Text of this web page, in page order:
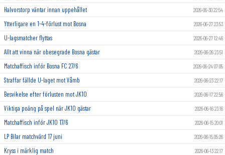
Halvorstorp väntar innan uppehållet 2026-06-30 22:54
Ytterligare en 1-4-förlust mot Bosna 2026-06-27 23:53
U-lagsmatcher flyttas 2026-06-27 12:46
Allt att vinna när obesegrade Bosna gästar 2026-06-26 23:51
Matchaffisch inför Bosna FC 27/6 2026-06-24 07:05
Straffar fällde U-laget mot Våmb 2026-06-23 22:17
Besvikelse efter förlusten mot JK10 2026-06-17 22:56
Viktiga poäng på spel när JK10 gästar 2026-06-16 23:16
Matchaffisch inför JK10 17/6 2026-06-15 20:01
LP Bilar matchvärd 17 juni 2026-06-15 05:26
Kryss i märklig match 2026-06-13 22:17